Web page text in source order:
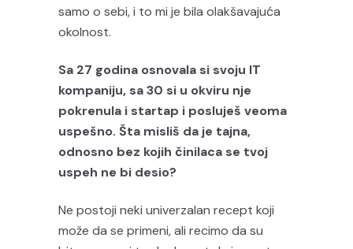
samo o sebi, i to mi je bila olakšavajuća
okolnost.
Sa 27 godina osnovala si svoju IT
kompaniju, sa 30 si u okviru nje
pokrenula i startap i posluješ veoma
uspešno. Šta misliš da je tajna,
odnosno bez kojih činilaca se tvoj
uspeh ne bi desio?
Ne postoji neki univerzalan recept koji
može da se primeni, ali recimo da su